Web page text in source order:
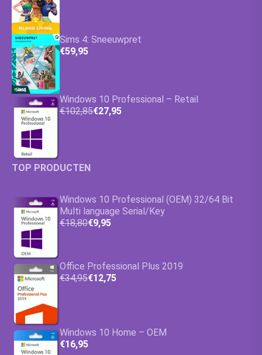
Sims 4: Sneeuwpret
€59,95
Windows 10 Professional – Retail
€102,85€27,95
TOP PRODUCTEN
Windows 10 Professional (OEM) 32/64 Bit
Multi language Serial/Key
€18,80€9,95
Office Professional Plus 2019
€34,95€12,75
Windows 10 Home – OEM
€16,95